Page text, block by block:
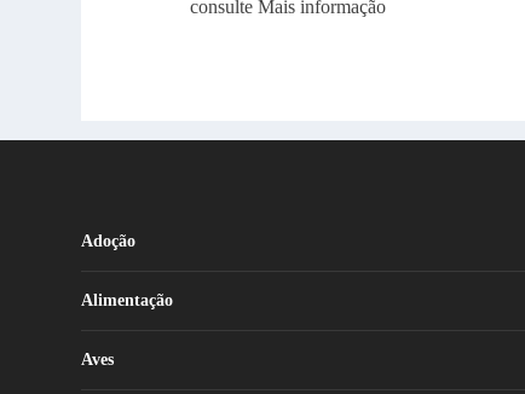
consulte Mais informação
Adoção
Alimentação
Aves